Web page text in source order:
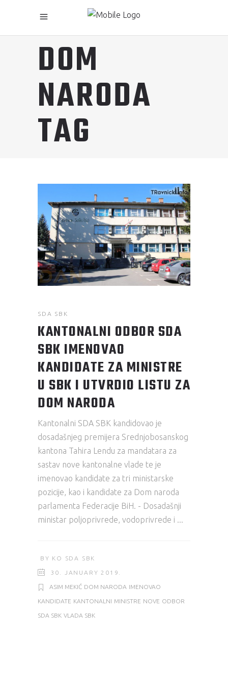
DOM
NARODA
TAG
SDA SBK
KANTONALNI ODBOR SDA
SBK IMENOVAO
KANDIDATE ZA MINISTRE
U SBK I UTVRDIO LISTU ZA
DOM NARODA
Kantonalni SDA SBK kandidovao je
dosadašnjeg premijera Srednjobosanskog
kantona Tahira Lendu za mandatara za
sastav nove kantonalne vlade te je
imenovao kandidate za tri ministarske
pozicije, kao i kandidate za Dom naroda
parlamenta Federacije BiH. - Dosadašnji
ministar poljoprivrede, vodoprivrede i
BY KO SDA SBK
30. JANUARY 2019.
ASIM MEKIĆ DOM NARODA IMENOVAO
KANDIDATE KANTONALNI MINISTRE NOVE ODBOR
SDA SBK VLADA SBK